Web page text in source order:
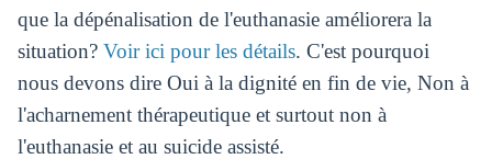
que la dépénalisation de l'euthanasie améliorera la
situation? Voir ici pour les détails. C'est pourquoi
nous devons dire Oui à la dignité en fin de vie, Non à
l'acharnement thérapeutique et surtout non à
l'euthanasie et au suicide assisté.